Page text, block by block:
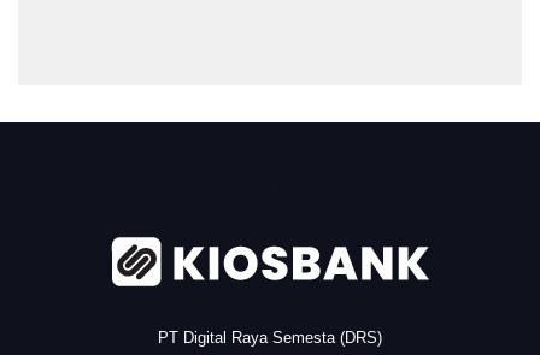
PT Digital Raya Semesta (DRS)